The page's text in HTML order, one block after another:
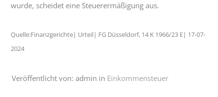
wurde, scheidet eine Steuerermäßigung aus.
Quelle:Finanzgerichte| Urteil| FG Düsseldorf, 14 K 1966/23 E| 17-07-
2024
Veröffentlicht von: admin in Einkommensteuer